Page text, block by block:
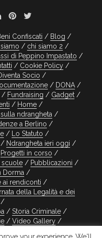
Confiscati
Blog
chi siamo 2
di Peppino Impastato
Cookie Policy
Socio
DONA
Fundraising
Gadget
Home
ndrangheta
a Berlino
Lo Statuto
Ndrangheta ieri oggi
Progetti in corso
scuole
Pubblicazioni
Dorma
ai rendiconti
della Legalità e dei
Storia Criminale
Video Gallery